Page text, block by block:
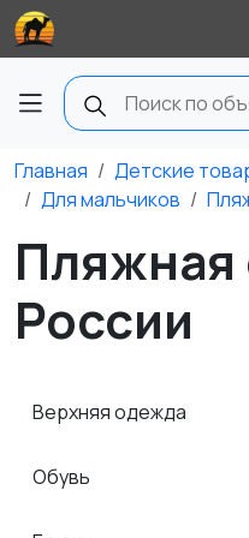
Главная Детские
Для мальчиков
Пляжная
России
Верхняя одежда
Обувь